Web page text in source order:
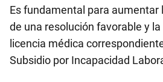
Es fundamental para aumentar
de una resolución favorable y
licencia médica
Subsidio por Incapacidad